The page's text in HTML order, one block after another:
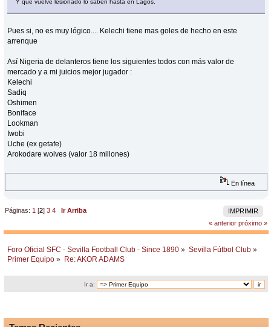
Y que vuelve lesionado lo saben hasta en Lagos.
Pues si, no es muy lógico.... Kelechi tiene mas goles de hecho en este
arrenque
Así Nigeria de delanteros tiene los siguientes todos con más valor de
mercado y a mi juicios mejor jugador :
Kelechi
Sadiq
Oshimen
Boniface
Lookman
Iwobi
Uche (ex getafe)
Arokodare wolves (valor 18 millones)
En línea
IMPRIMIR
Páginas: 1 [2]3 4
Ir Arriba
« anterior próximo »
Foro Oficial SFC - Sevilla Football Club - Since 1890 » Sevilla Fútbol Club »
Primer Equipo » Re: AKOR ADAMS
Ir a: